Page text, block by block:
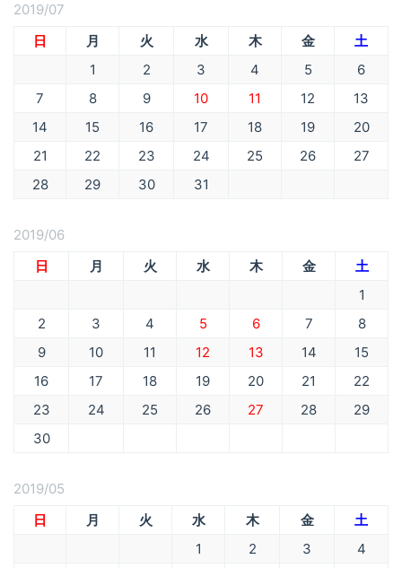
2019/07
日
月 火 水 木 金
土
1
2 3 4 5
6
7
8 9 10 11 12
13
14
15 16 17 18 19
20
21
22 23 24 25 26
27
28
29 30 31
2019/06
日
月 火 水 木 金
土
1
2
3 4 5 6 7
8
9
10 11 12 13 14
15
16
17 18 19 20 21
22
23
24 25 26 27 28
29
30
2019/05
日
月 火 水 木 金
土
1
2 3
4